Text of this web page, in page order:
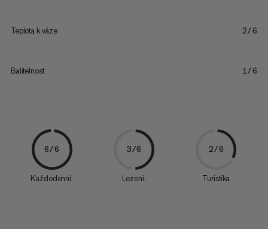
Teplota k váze 2/6
Balitelnost 1/6
6/6
Každodenní.
3/6
Lezení.
2/6
Turistika